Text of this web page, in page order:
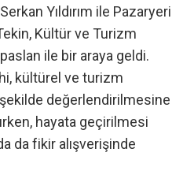
Yıldırım ile Pazaryeri
Kültür ve Turizm
ile bir araya geldi.
kültürel ve turizm
değerlendirilmesine
hayata geçirilmesi
da fikir alışverişinde